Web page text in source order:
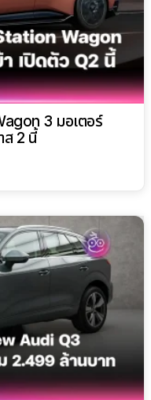
3 มอเตอร์
ส 2 นี้